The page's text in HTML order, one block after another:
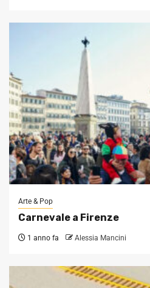
Arte & Pop
Carnevale a Firenze
1 anno fa Alessia Mancini